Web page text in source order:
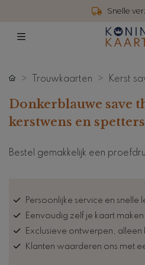
Snelle
Trouwkaarten Kerst
Donkerblauwe save
kerstwens en spetters
Bestel gemakkelijk een
Persoonlijke service en snelle
Eenvoudig zelf je kaart maken
Exclusieve ontwerpen, alleen
Klanten waarderen ons met